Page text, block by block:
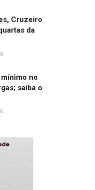
Cruzeiro
da
no
saiba o